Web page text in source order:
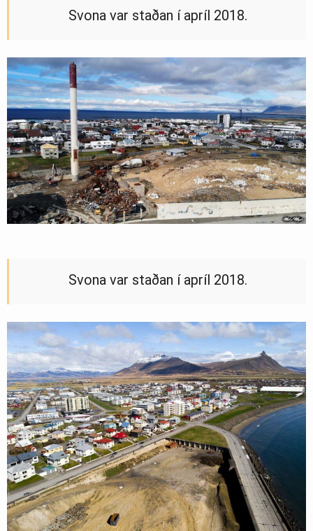
Svona var staðan í apríl 2018.
Svona var staðan í apríl 2018.